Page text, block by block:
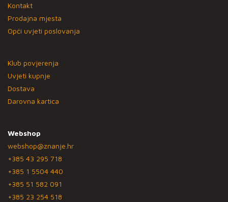
Kontakt
Prodajna mjesta
Opći uvjeti poslovanja
Klub povjerenja
Uvjeti kupnje
Dostava
Darovna kartica
Webshop
webshop@znanje.hr
+385 43 295 718
+385 1 5504 440
+385 51 582 091
+385 23 254 518